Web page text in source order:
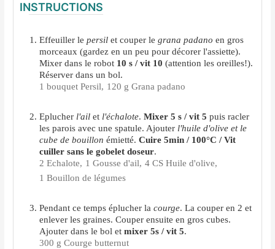
INSTRUCTIONS
Effeuiller lepersilet couper legrana padano en gros
morceaux (gardez en un peu pour décorer l'assiette).
Mixer dans le robot 10 s / vit 10 (attention les oreilles!).
Réserver dans un bol.
1 bouquet Persil, 120 g Grana padano
Eplucherl'ailetl'échalote.Mixer 5 s / vit 5 puis racler
les parois avec une spatule. Ajouterl'huile d'olive et le
cube de bouillon émietté.Cuire 5min / 100°C / Vit
cuiller sans le gobelet doseur.
2 Echalote, 1 Gousse d'ail, 4 CS Huile d'olive,
1 Bouillon de légumes
Pendant ce temps éplucher lacourge. La couper en 2 et
enlever les graines. Couper ensuite en gros cubes.
Ajouter dans le bol etmixer 5s / vit 5.
300 g Courge butternut